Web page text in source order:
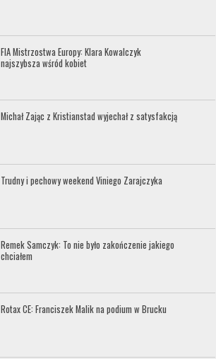
FIA Mistrzostwa Europy: Klara Kowalczyk
najszybsza wśród kobiet
Michał Zając z Kristianstad wyjechał z satysfakcją
Trudny i pechowy weekend Viniego Zarajczyka
Remek Samczyk: To nie było zakończenie jakiego
chciałem
Rotax CE: Franciszek Malik na podium w Brucku